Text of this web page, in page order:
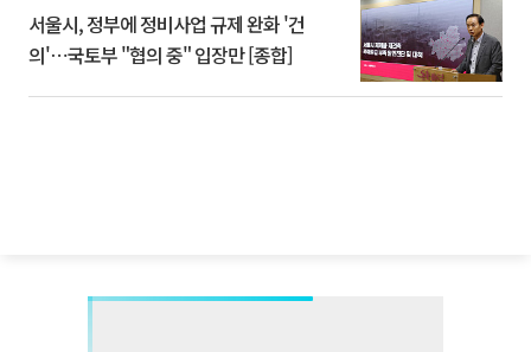
서울시, 정부에 정비사업 규제 완화 '건
의'⋯국토부 "협의 중" 입장만 [종합]